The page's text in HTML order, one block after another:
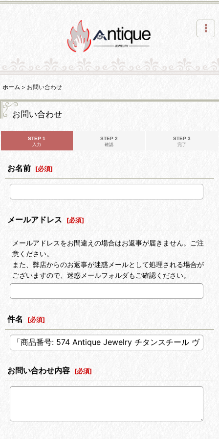
ホーム > お問い合わせ
お問い合わせ
STEP 1
入力
STEP 2
確認
STEP 3
完了
お名前 [必須]
メールアドレス [必須]
メールアドレスをお間違えの場合はお返事が届きません。ご注
意ください。
また、弊店からのお返事が迷惑メールとして処理される場合が
ございますので、迷惑メールフォルダもご確認ください。
件名 [必須]
お問い合わせ内容 [必須]